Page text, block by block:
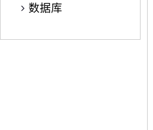
数据库